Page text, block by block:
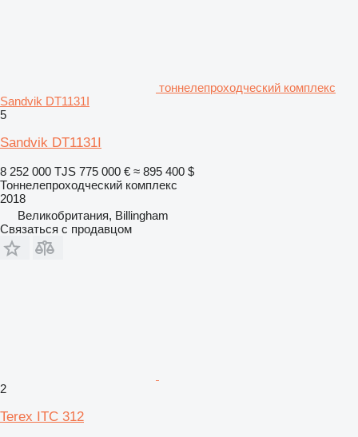
тоннелепроходческий комплекс
Sandvik DT1131I
5
Sandvik DT1131I
8 252 000 TJS 775 000 € ≈ 895 400 $
Тоннелепроходческий комплекс
2018
Великобритания, Billingham
Связаться с продавцом
2
Terex ITC 312